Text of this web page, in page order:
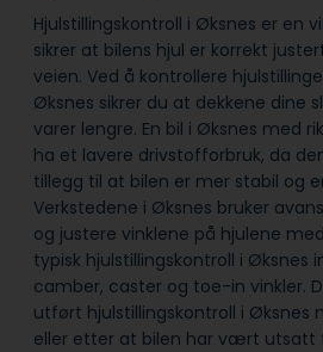
Hjulstillingskontroll i Øksnes er en
sikrer at bilens hjul er korrekt
veien. Ved å kontrollere
Øksnes sikrer du at dekkene dine
varer lengre. En bil i Øksnes med
ha et lavere drivstofforbruk, da
tillegg til at bilen er mer stabil og
Verkstedene i Øksnes bruker
og justere vinklene på hjulene
typisk hjulstillingskontroll i Øksnes
camber, caster og toe-in vinkler.
utført hjulstillingskontroll i Øksnes
eller etter at bilen har vært utsatt